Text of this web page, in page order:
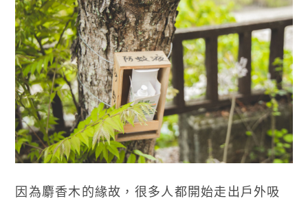
因為麝香木的緣故，很多人都開始走出戶外吸